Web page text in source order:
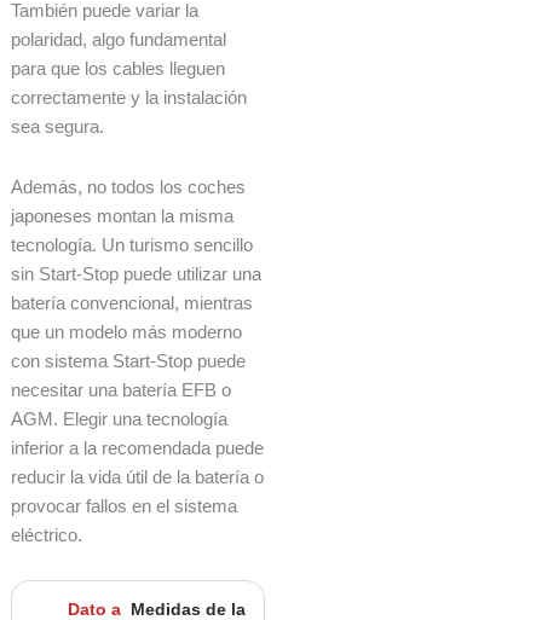
También puede variar la
polaridad, algo fundamental
para que los cables lleguen
correctamente y la instalación
sea segura.
Además, no todos los coches
japoneses montan la misma
tecnología. Un turismo sencillo
sin Start-Stop puede utilizar una
batería convencional, mientras
que un modelo más moderno
con sistema Start-Stop puede
necesitar una batería EFB o
AGM. Elegir una tecnología
inferior a la recomendada puede
reducir la vida útil de la batería o
provocar fallos en el sistema
eléctrico.
Medidas de la